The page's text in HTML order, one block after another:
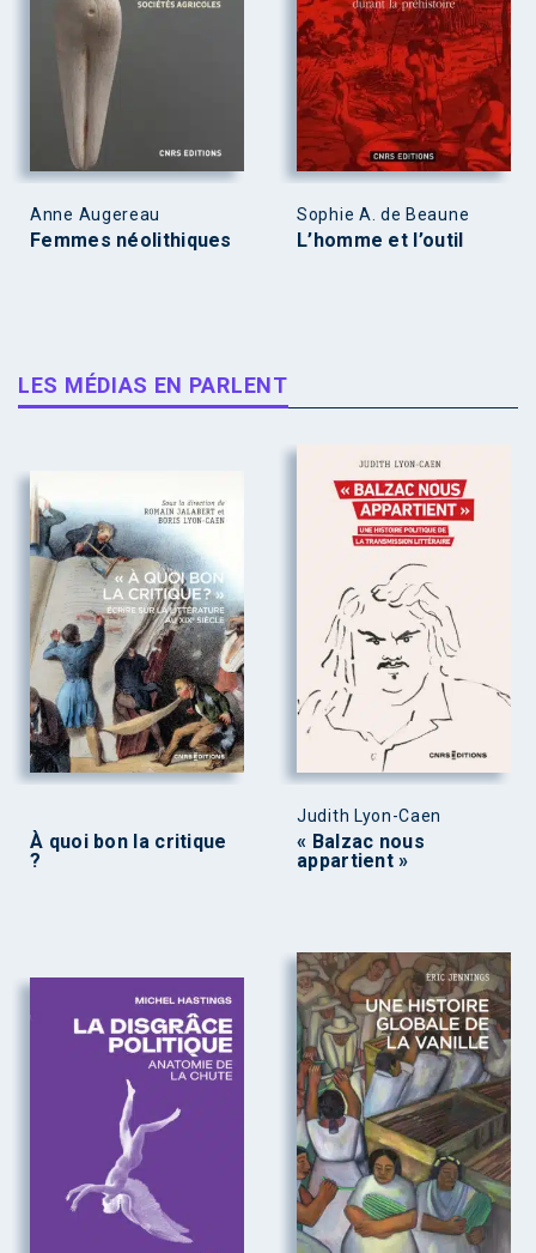
Anne Augereau
Femmes néolithiques
Sophie A. de Beaune
L’homme et l’outil
LES MÉDIAS EN PARLENT
À quoi bon la critique
?
Judith Lyon-Caen
« Balzac nous
appartient »